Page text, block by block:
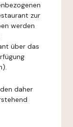
zur
werden
über das
daher